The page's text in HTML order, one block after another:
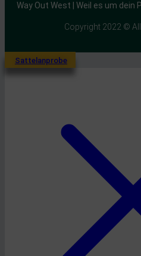
Way Out West | Weil es um dein
Copyright 2022 © All
Sattelanprobe